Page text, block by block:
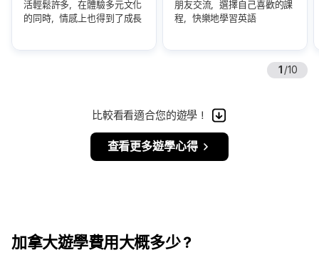
1 /10
活輕鬆許多，在體驗多元文化
的同時，情感上也得到了成長
朋友交流，選擇自己喜歡的課
程，快樂地學習英語
比較看看適合您的遊學！
查看更多遊學心得
加拿大遊學費用大概多少？